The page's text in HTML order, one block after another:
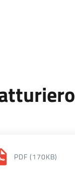
PDF (170KB)